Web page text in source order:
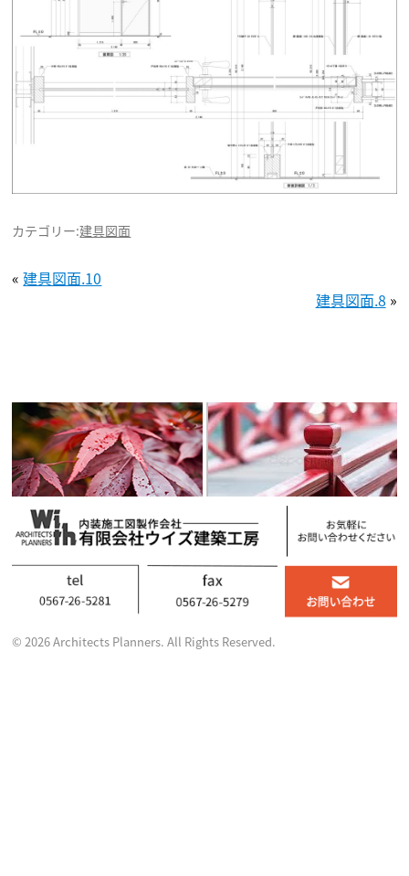
カテゴリー:建具図面
«建具図面.10
建具図面.8 »
© 2026 Architects Planners. All Rights Reserved.